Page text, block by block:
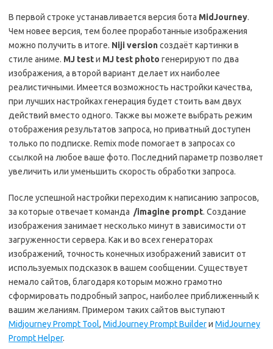
В первой строке устанавливается версия бота MidJourney.
Чем новее версия, тем более проработанные изображения
можно получить в итоге. Niji versionсоздаёт картинки в
стиле аниме. MJ testи MJ test photo генерируют по два
изображения, а второй вариант делает их наиболее
реалистичными. Имеется возможность настройки качества,
при лучших настройках генерация будет стоить вам двух
действий вместо одного. Также вы можете выбрать режим
отображения результатов запроса, но приватный доступен
только по подписке. Remix mode помогает в запросах со
ссылкой на любое ваше фото. Последний параметр позволяет
увеличить или уменьшить скорость обработки запроса.
После успешной настройки переходим к написанию запросов,
за которые отвечает команда /imagine prompt. Создание
изображения занимает несколько минут в зависимости от
загруженности сервера. Как и во всех генераторах
изображений, точность конечных изображений зависит от
используемых подсказок в вашем сообщении. Существует
немало сайтов, благодаря которым можно грамотно
сформировать подробный запрос, наиболее приближенный к
вашим желаниям. Примером таких сайтов выступают
Midjourney Prompt Tool, MidJourney Prompt Builderи MidJourney
Prompt Helper.